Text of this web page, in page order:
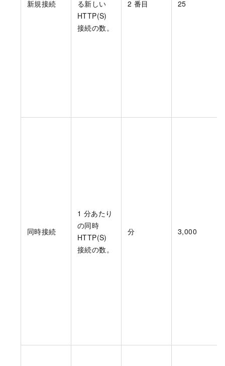
新規接続
る新しい
HTTP(S)
接続の数。
2 番目 25
同時接続
1 分あたり
の同時
HTTP(S)
接続の数。
分 3,000